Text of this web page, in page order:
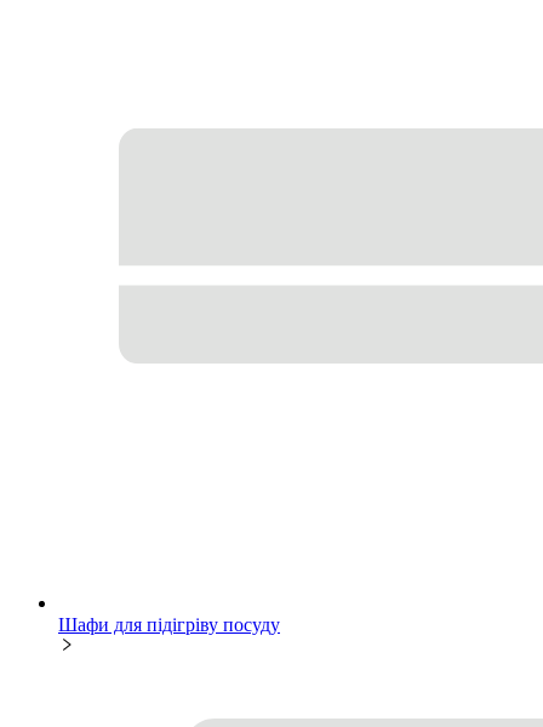
Шафи для підігріву посуду